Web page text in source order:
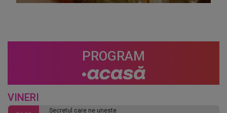
PROGRAM
VINERI
Secretul care ne uneste